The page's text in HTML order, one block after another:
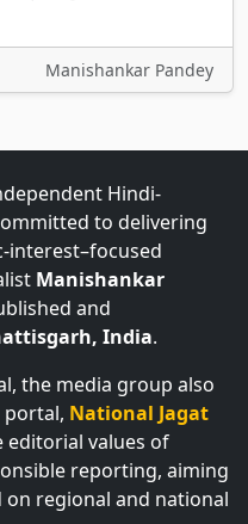
Manishankar Pandey
to delivering
interest–focused
Manishankar
and
India
the media group also
portal,National Jagat
editorial values of
reporting, aiming
regional and national